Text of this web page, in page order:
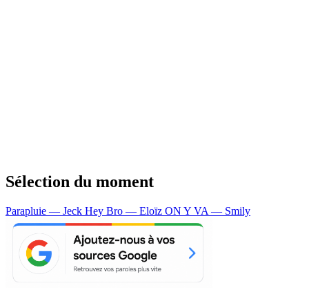
Sélection du moment
Parapluie — Jeck Hey Bro — Eloïz ON Y VA — Smily